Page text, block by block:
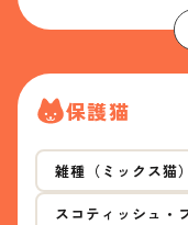
保護猫
雑種（ミックス猫）
スコティッシュ・